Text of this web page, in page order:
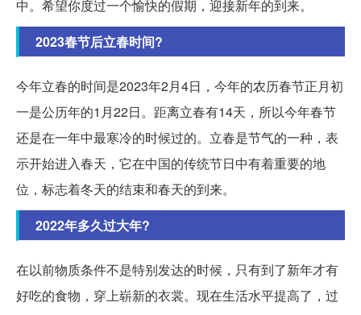
中。希望你度过一个愉快的假期，迎接新年的到来。
2023春节后立春时间?
今年立春的时间是2023年2月4日，今年的农历春节正月初
一是公历年的1月22日。距离立春有14天，所以今年春节
还是在一年中最寒冷的时候过的。立春是节气的一种，表
示开始进入春天，它在中国的传统节日中有着重要的地
位，标志着冬天的结束和春天的到来。
2022年多久过大年?
在以前物质条件不是特别发达的时候，只有到了新年才有
好吃的食物，穿上崭新的衣裳。现在生活水平提高了，过